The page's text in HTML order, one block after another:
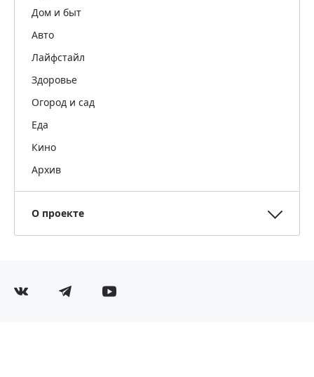
Дом и быт
Авто
Лайфстайл
Здоровье
Огород и сад
Еда
Кино
Архив
О проекте